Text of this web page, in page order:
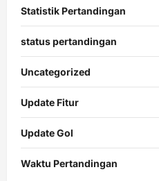
Statistik Pertandingan
status pertandingan
Uncategorized
Update Fitur
Update Gol
Waktu Pertandingan